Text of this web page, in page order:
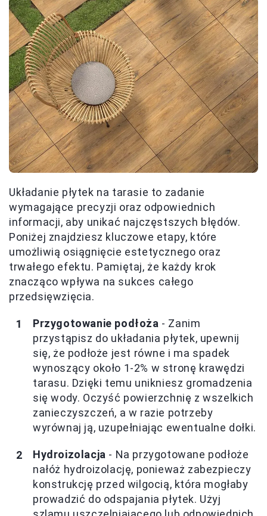
Układanie płytek na tarasie to zadanie
wymagające precyzji oraz odpowiednich
informacji, aby unikać najczęstszych błędów.
Poniżej znajdziesz kluczowe etapy, które
umożliwią osiągnięcie estetycznego oraz
trwałego efektu. Pamiętaj, że każdy krok
znacząco wpływa na sukces całego
przedsięwzięcia.
Przygotowanie podłoża - Zanim
przystąpisz do układania płytek, upewnij
się, że podłoże jest równe i ma spadek
wynoszący około 1-2% w stronę krawędzi
tarasu. Dzięki temu unikniesz gromadzenia
się wody. Oczyść powierzchnię z wszelkich
zanieczyszczeń, a w razie potrzeby
wyrównaj ją, uzupełniając ewentualne dołki.
Hydroizolacja - Na przygotowane podłoże
nałóż hydroizolację, ponieważ zabezpieczy
konstrukcję przed wilgocią, która mogłaby
prowadzić do odspajania płytek. Użyj